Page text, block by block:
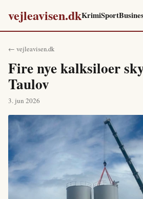
vejleavisen.dkKrimiSport
← vejleavisen.dk
Fire nye kalksiloer
Taulov
3. jun 2026